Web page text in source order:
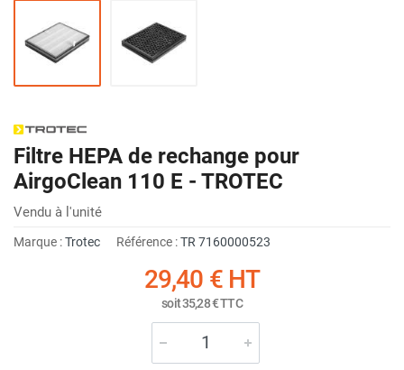
Filtre HEPA de rechange pour
AirgoClean 110 E - TROTEC
Vendu à l'unité
Marque :Trotec Référence :TR 7160000523
29,40 €HT
soit35,28 €TTC